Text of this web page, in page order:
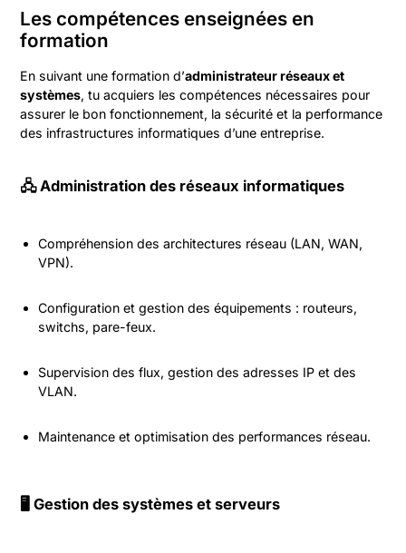
Les compétences enseignées en
formation
En suivant une formation d’administrateur réseaux et
systèmes, tu acquiers les compétences nécessaires pour
assurer le bon fonctionnement, la sécurité et la performance
des infrastructures informatiques d’une entreprise.
🖧 Administration des réseaux informatiques
Compréhension des architectures réseau (LAN, WAN,
VPN).
Configuration et gestion des équipements : routeurs,
switchs, pare-feux.
Supervision des flux, gestion des adresses IP et des
VLAN.
Maintenance et optimisation des performances réseau.
🖥️ Gestion des systèmes et serveurs